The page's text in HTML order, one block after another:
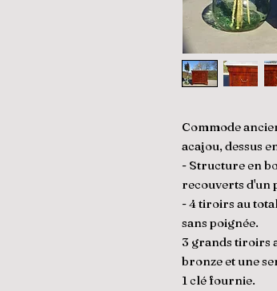
Commode
acajou, dessus
- Structure en
recouverts d'un
- 4 tiroirs au
sans poignée.
3 grands tiroirs
bronze et une
1 clé fournie.